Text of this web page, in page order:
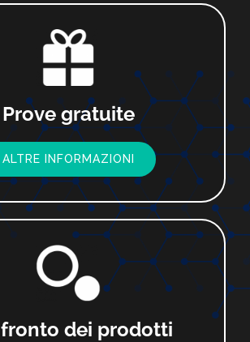
Prove gratuite
ALTRE INFORMAZIONI
dei prodotti